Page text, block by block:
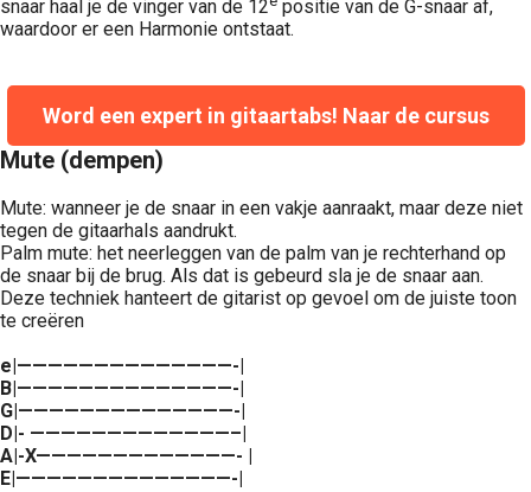
snaar haal je de vinger van de 12
positie van de G-snaar af,
waardoor er een Harmonie ontstaat.
Word een expert in gitaartabs! Naar de cursus
Mute (dempen)
Mute: wanneer je de snaar in een vakje aanraakt, maar deze niet
tegen de gitaarhals aandrukt.
Palm mute: het neerleggen van de palm van je rechterhand op
de snaar bij de brug. Als dat is gebeurd sla je de snaar aan.
Deze techniek hanteert de gitarist op gevoel om de juiste toon
te creëren
e|——————————————-|
B|——————————————-|
G|——————————————-|
D|- —————————————–|
A|-X—————————————- |
E|——————————————-|